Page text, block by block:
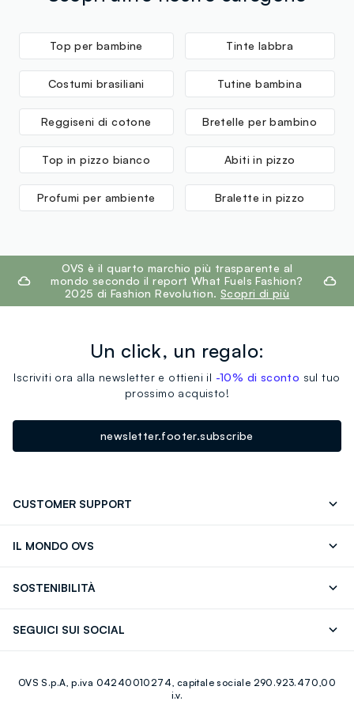
Top per bambine Tinte labbra
Costumi brasiliani Tutine bambina
Reggiseni di cotone Bretelle per bambino
Top in pizzo bianco Abiti in pizzo
Profumi per ambiente Bralette in pizzo
footer.ariatitleOVS è il quarto marchio più trasparente al
mondo secondo il report What Fuels Fashion?
2025 di Fashion Revolution. Scopri di più
Un click, un regalo:
Iscriviti ora alla newsletter e ottieni il -10% di sconto sul tuo
prossimo acquisto!
newsletter.footer.subscribe
CUSTOMER SUPPORT
IL MONDO OVS
Giftcard
SOSTENIBILITÀ
SEGUICI SUI SOCIAL
Youtube Linkedin
OVS S.p.A, p.iva 04240010274, capitale sociale 290.923.470,00
i.v.